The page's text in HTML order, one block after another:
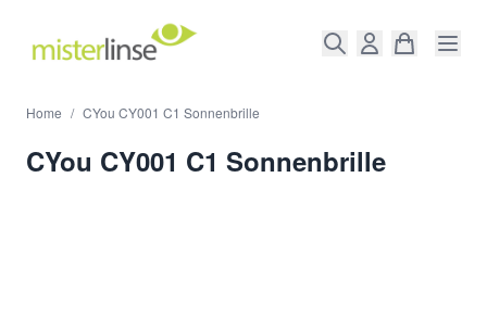
Home / CYou CY001 C1 Sonnenbrille
CYou CY001 C1 Sonnenbrille